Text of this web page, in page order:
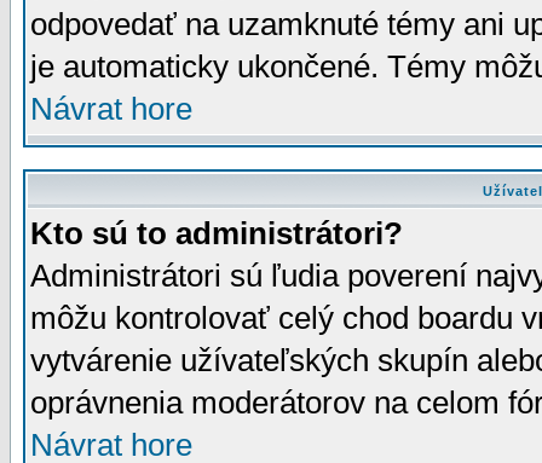
odpovedať na uzamknuté témy ani
je automaticky ukončené. Témy
Návrat hore
Kto sú to administrátori?
Administrátori sú ľudia poverení
môžu kontrolovať celý chod boardu
vytvárenie užívateľských skupín
oprávnenia moderátorov na celom
Návrat hore